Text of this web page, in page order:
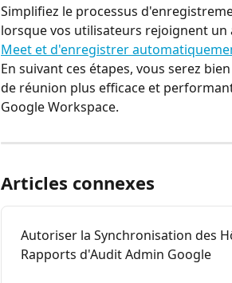
Simplifiez le processus
lorsque vos utilisateurs rejoignent un
Meet et d'enregistrer
En suivant ces étapes, vous serez
de réunion plus efficace et
Google Workspace.
Articles connexes
Autoriser la Synchronisation des
Rapports d'Audit Admin Google